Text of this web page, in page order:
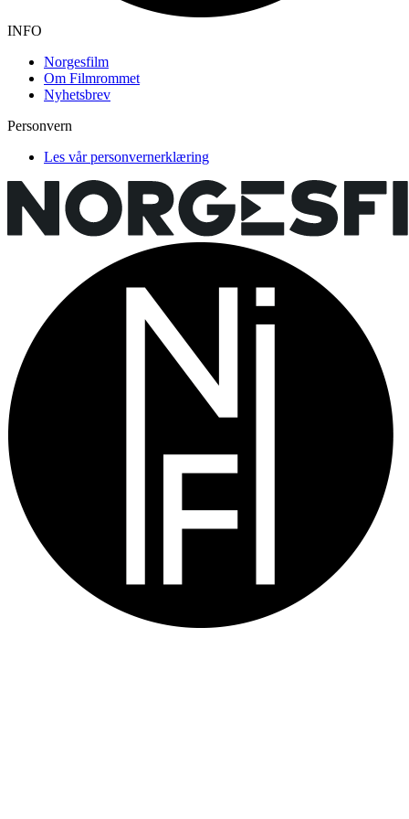
INFO
Norgesfilm
Om Filmrommet
Nyhetsbrev
Personvern
Les vår personvernerklæring